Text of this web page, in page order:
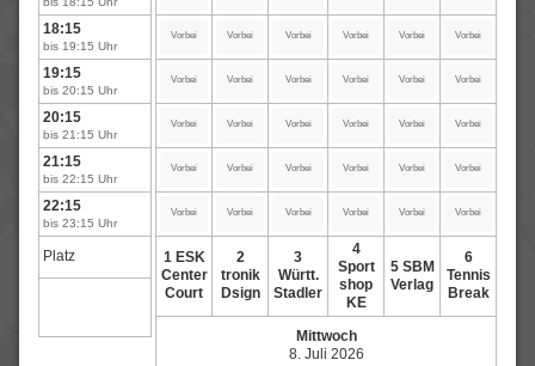
18:15
bis 19:15 Uhr
19:15
bis 20:15 Uhr
20:15
bis 21:15 Uhr
21:15
bis 22:15 Uhr
22:15
bis 23:15 Uhr
Platz
Vorbei Vorbei Vorbei Vorbei Vorbei Vorbei
Vorbei Vorbei Vorbei Vorbei Vorbei Vorbei
Vorbei Vorbei Vorbei Vorbei Vorbei Vorbei
Vorbei Vorbei Vorbei Vorbei Vorbei Vorbei
Vorbei Vorbei Vorbei Vorbei Vorbei Vorbei
1 ESK
Center
Court
2
tronik
Dsign
3
Württ.
Stadler
4
Sport
shop
KE
5 SBM
Verlag
6
Tennis
Break
Mittwoch
8. Juli 2026